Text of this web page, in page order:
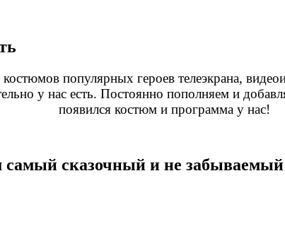
популярных героев телеэкрана,
у нас есть. Постоянно пополняем и
появился костюм и программа у нас!
сказочный и не забываемый